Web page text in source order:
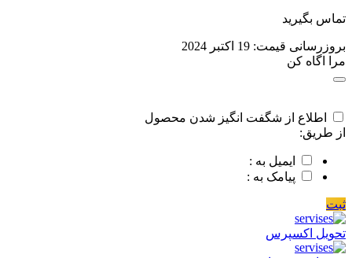
تماس بگیرید
بروزرسانی قیمت: 19 اکتبر 2024
مرا اگاه کن
اطلاع از شگفت انگیز شدن محصول
از طریق:
ایمیل به :
پیامک به :
ثبت
تحویل اکسپرس